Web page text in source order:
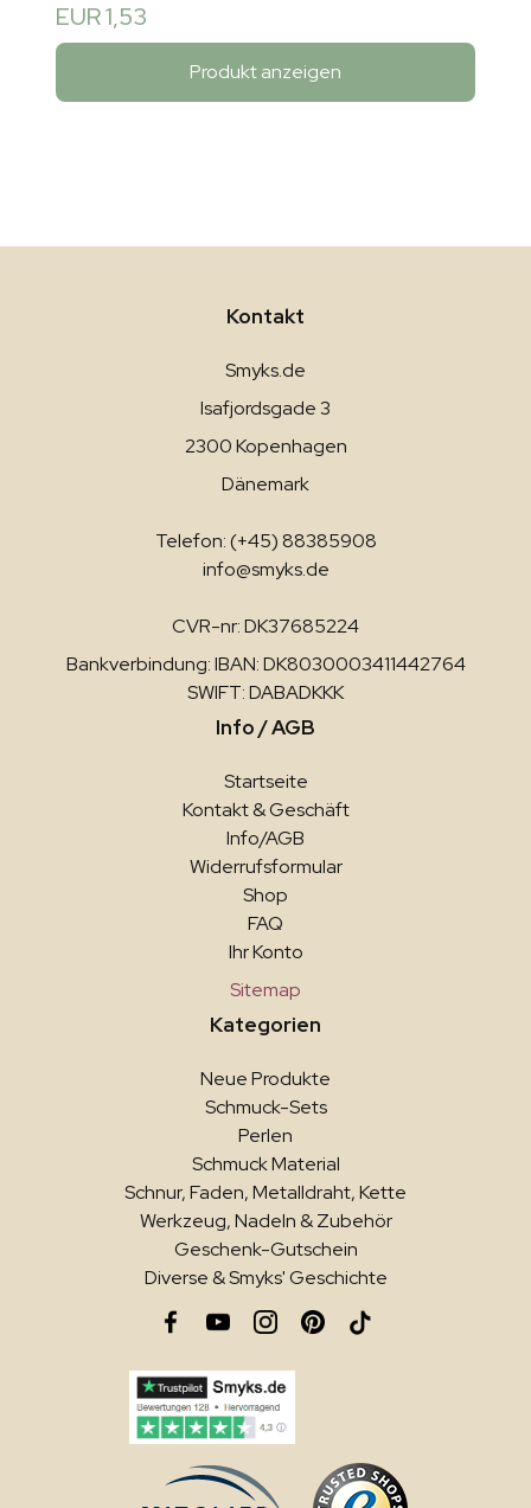
EUR 1,53
Produkt anzeigen
Kontakt
Smyks.de
Isafjordsgade 3
2300 Kopenhagen
Dänemark
Telefon: (+45) 88385908
info@smyks.de
CVR-nr: DK37685224
Bankverbindung: IBAN: DK8030003411442764
SWIFT: DABADKKK
Info / AGB
Startseite
Kontakt & Geschäft
Info/AGB
Widerrufsformular
Shop
FAQ
Ihr Konto
Sitemap
Kategorien
Neue Produkte
Schmuck-Sets
Perlen
Schmuck Material
Schnur, Faden, Metalldraht, Kette
Werkzeug, Nadeln & Zubehör
Geschenk-Gutschein
Diverse & Smyks' Geschichte